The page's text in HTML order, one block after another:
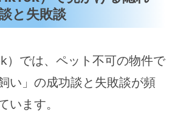
と失敗談
）では、ペット不可の物件で
い」の成功談と失敗談が頻
います。